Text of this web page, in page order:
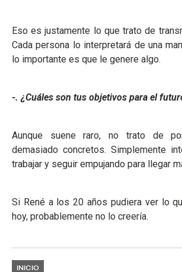
Eso es justamente lo que trato de
Cada persona lo interpretará de una
lo importante es que le genere algo.
-. ¿Cuáles son tus objetivos para el
Aunque suene raro, no trato de
demasiado concretos. Simplemente
trabajar y seguir empujando para llegar
Si René a los 20 años pudiera ver lo
hoy, probablemente no lo creería.
INICIO